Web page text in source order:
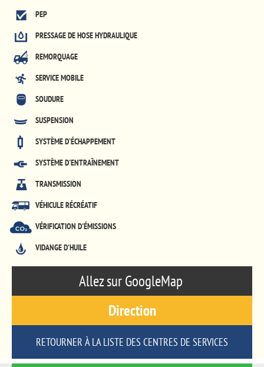
PEP
PRESSAGE DE HOSE HYDRAULIQUE
REMORQUAGE
SERVICE MOBILE
SOUDURE
SUSPENSION
SYSTÈME D'ÉCHAPPEMENT
SYSTÈME D'ENTRAÎNEMENT
TRANSMISSION
VÉHICULE RÉCRÉATIF
VÉRIFICATION D'ÉMISSIONS
VIDANGE D'HUILE
Allez sur GoogleMap
Direction
RETOURNER À LA LISTE DES CENTRES DE SERVICES